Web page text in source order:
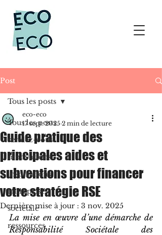
Post
Tous les posts
rendez-vous
innovations
inspirations
entreprise
sociétale
ressources
Tous les posts
Guide pratique des
principales aides et
subventions pour financer
votre stratégie RSE
eco-eco
17 sept. 2025 2 min de lecture
Dernière mise à jour : 3 nov. 2025
La mise en œuvre d’une démarche de
Responsabilité Sociétale des